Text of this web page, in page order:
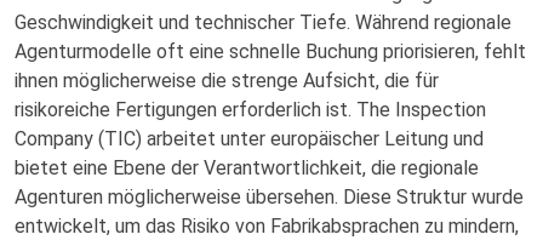
Geschwindigkeit und technischer Tiefe. Während regionale
Agenturmodelle oft eine schnelle Buchung priorisieren, fehlt
ihnen möglicherweise die strenge Aufsicht, die für
risikoreiche Fertigungen erforderlich ist. The Inspection
Company (TIC) arbeitet unter europäischer Leitung und
bietet eine Ebene der Verantwortlichkeit, die regionale
Agenturen möglicherweise übersehen. Diese Struktur wurde
entwickelt, um das Risiko von Fabrikabsprachen zu mindern,